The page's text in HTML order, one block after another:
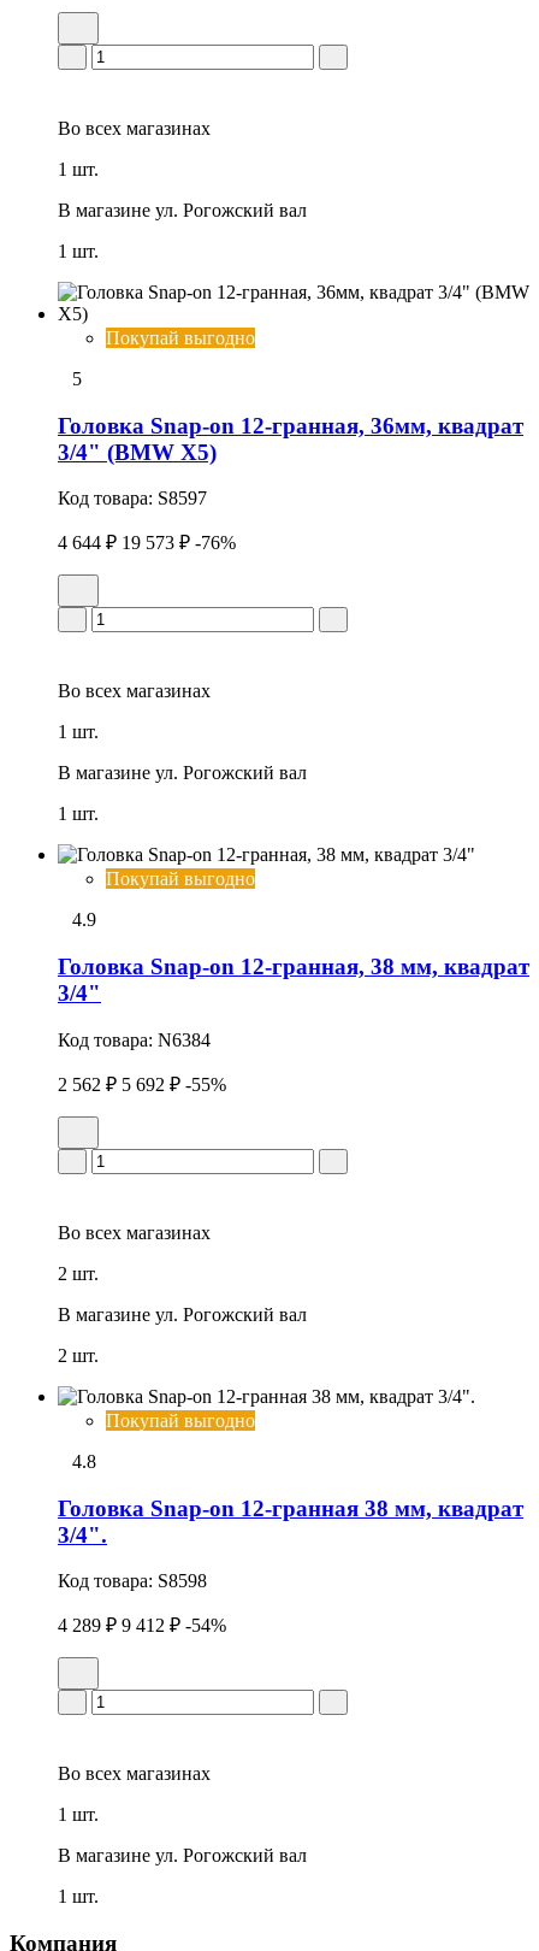
Во всех магазинах
1 шт.
В магазине ул. Рогожский вал
1 шт.
Покупай выгодно
5
Головка Snap-on 12-гранная, 36мм, квадрат
3/4" (BMW X5)
Код товара: S8597
4 644 ₽ 19 573 ₽ -76%
Во всех магазинах
1 шт.
В магазине ул. Рогожский вал
1 шт.
Покупай выгодно
4.9
Головка Snap-on 12-гранная, 38 мм, квадрат
3/4"
Код товара: N6384
2 562 ₽ 5 692 ₽ -55%
Во всех магазинах
2 шт.
В магазине ул. Рогожский вал
2 шт.
Покупай выгодно
4.8
Головка Snap-on 12-гранная 38 мм, квадрат
3/4".
Код товара: S8598
4 289 ₽ 9 412 ₽ -54%
Во всех магазинах
1 шт.
В магазине ул. Рогожский вал
1 шт.
Компания